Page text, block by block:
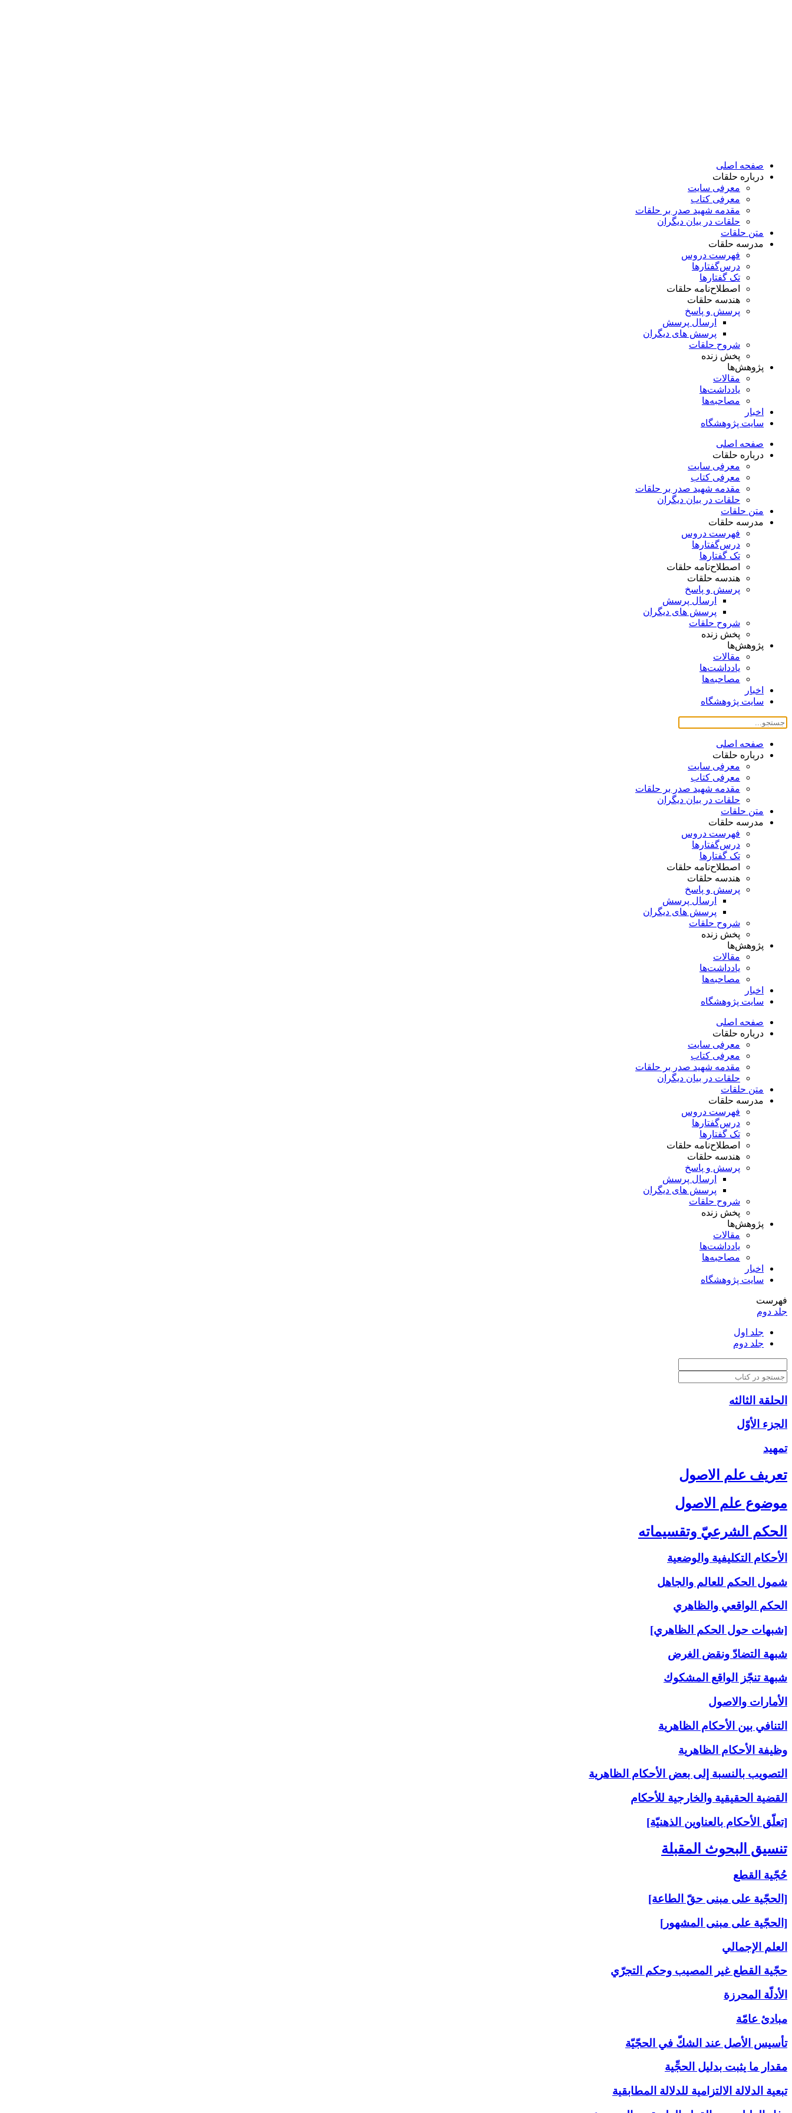
صفحه اصلی
درباره حلقات
معرفی سایت
معرفی کتاب
مقدمه شهید صدر بر حلقات
حلقات در بیان دیگران
متن حلقات
مدرسه حلقات
فهرست دروس
درس‌گفتار‌ها
تک گفتارها
اصطلاح‌نامه حلقات
هندسه حلقات
پرسش و پاسخ
ارسال پرسش
پرسش های دیگران
شروح حلقات
پخش زنده
پژوهش‌ها
مقالات
یادداشت‌ها
مصاحبه‌ها
اخبار
سایت پژوهشگاه
صفحه اصلی
درباره حلقات
معرفی سایت
معرفی کتاب
مقدمه شهید صدر بر حلقات
حلقات در بیان دیگران
متن حلقات
مدرسه حلقات
فهرست دروس
درس‌گفتار‌ها
تک گفتارها
اصطلاح‌نامه حلقات
هندسه حلقات
پرسش و پاسخ
ارسال پرسش
پرسش های دیگران
شروح حلقات
پخش زنده
پژوهش‌ها
مقالات
یادداشت‌ها
مصاحبه‌ها
اخبار
سایت پژوهشگاه
صفحه اصلی
درباره حلقات
معرفی سایت
معرفی کتاب
مقدمه شهید صدر بر حلقات
حلقات در بیان دیگران
متن حلقات
مدرسه حلقات
فهرست دروس
درس‌گفتار‌ها
تک گفتارها
اصطلاح‌نامه حلقات
هندسه حلقات
پرسش و پاسخ
ارسال پرسش
پرسش های دیگران
شروح حلقات
پخش زنده
پژوهش‌ها
مقالات
یادداشت‌ها
مصاحبه‌ها
اخبار
سایت پژوهشگاه
صفحه اصلی
درباره حلقات
معرفی سایت
معرفی کتاب
مقدمه شهید صدر بر حلقات
حلقات در بیان دیگران
متن حلقات
مدرسه حلقات
فهرست دروس
درس‌گفتار‌ها
تک گفتارها
اصطلاح‌نامه حلقات
هندسه حلقات
پرسش و پاسخ
ارسال پرسش
پرسش های دیگران
شروح حلقات
پخش زنده
پژوهش‌ها
مقالات
یادداشت‌ها
مصاحبه‌ها
اخبار
سایت پژوهشگاه
فهرست
جلد دوم
جلد اول
جلد دوم
الحلقة الثالثه
الجزء الأوّل‏
تمهيد
تعريف علم الاصول‏
موضوع علم الاصول‏
الحكم الشرعيّ وتقسيماته‏
الأحكام التكليفية والوضعية
شمول الحكم للعالم والجاهل
الحكم الواقعي والظاهري
[شبهات حول الحكم الظاهري]
شبهة التضادّ ونقض الغرض
شبهة تنجّز الواقع المشكوك
الأمارات والاصول
التنافي بين الأحكام الظاهرية
وظيفة الأحكام الظاهرية
التصويب بالنسبة إلى‏ بعض الأحكام الظاهرية
القضية الحقيقية والخارجية للأحكام
[تعلّق الأحكام بالعناوين الذهنيّة]
تنسيق البحوث المقبلة
حُجّية القطع
[الحجّية على مبنى حقّ الطاعة]
[الحجّية على مبنى المشهور]
العلم الإجمالي
حجّية القطع غير المصيب وحكم التجرّي
الأدلّة المحرزة
مبادئ عامّة
تأسيس الأصل عند الشكّ في الحجّيّة
مقدار ما يثبت بدليل الحجِّية
تبعية الدلالة الالتزامية للدلالة المطابقية